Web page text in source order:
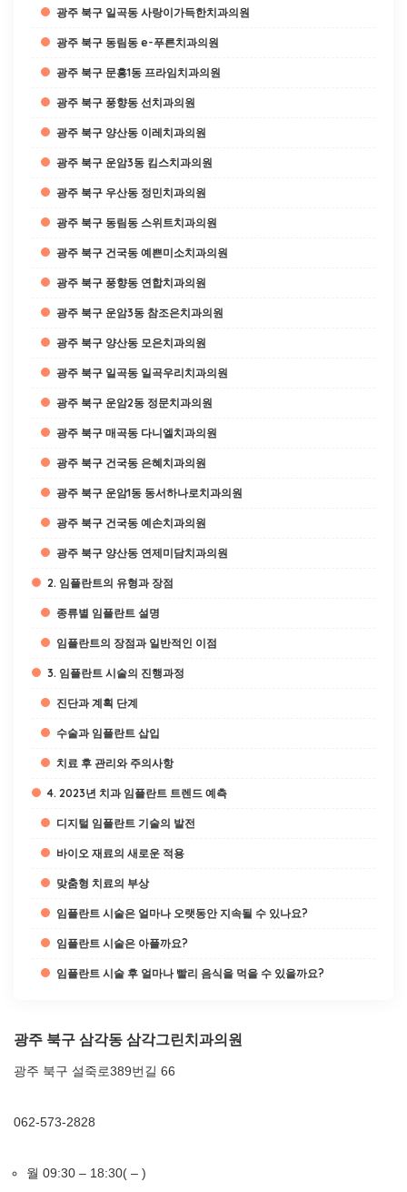
광주 북구 일곡동 사랑이가득한치과의원
광주 북구 동림동 e-푸른치과의원
광주 북구 문흥1동 프라임치과의원
광주 북구 풍향동 선치과의원
광주 북구 양산동 이레치과의원
광주 북구 운암3동 킴스치과의원
광주 북구 우산동 정민치과의원
광주 북구 동림동 스위트치과의원
광주 북구 건국동 예쁜미소치과의원
광주 북구 풍향동 연합치과의원
광주 북구 운암3동 참조은치과의원
광주 북구 양산동 모은치과의원
광주 북구 일곡동 일곡우리치과의원
광주 북구 운암2동 정문치과의원
광주 북구 매곡동 다니엘치과의원
광주 북구 건국동 은혜치과의원
광주 북구 운암1동 동서하나로치과의원
광주 북구 건국동 예손치과의원
광주 북구 양산동 연제미담치과의원
2. 임플란트의 유형과 장점
종류별 임플란트 설명
임플란트의 장점과 일반적인 이점
3. 임플란트 시술의 진행과정
진단과 계획 단계
수술과 임플란트 삽입
치료 후 관리와 주의사항
4. 2023년 치과 임플란트 트렌드 예측
디지털 임플란트 기술의 발전
바이오 재료의 새로운 적용
맞춤형 치료의 부상
임플란트 시술은 얼마나 오랫동안 지속될 수 있나요?
임플란트 시술은 아플까요?
임플란트 시술 후 얼마나 빨리 음식을 먹을 수 있을까요?
광주 북구 삼각동 삼각그린치과의원
광주 북구 설죽로389번길 66
062-573-2828
월 09:30 – 18:30( – )